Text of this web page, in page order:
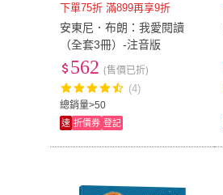
下單75折 滿899再享9折
安東尼．布朗：我愛閱讀
（全套3冊）-注音版
總銷量>50
562 (售價已折)
(4)
速 折價券 登記